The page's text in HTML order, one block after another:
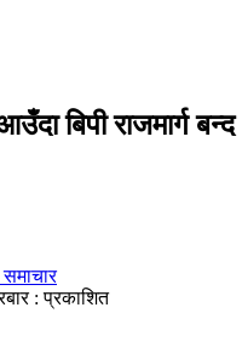
बिपी राजमार्ग बन्द
समाचार
: प्रकाशित